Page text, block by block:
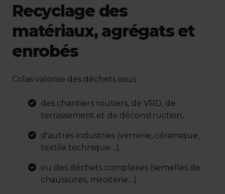
Recyclage des
matériaux, agrégats et
enrobés
Colas valorise des déchets issus :
des chantiers routiers, de VRD, de
terrassement et de déconstruction,
d'autres industries (verrerie, céramique,
textile technique…),
ou des déchets complexes (semelles de
chaussures, miroiterie…).